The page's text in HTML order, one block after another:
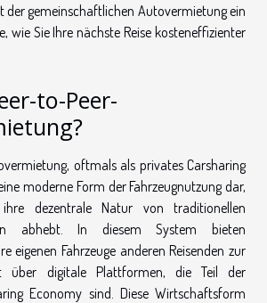
der gemeinschaftlichen Autovermietung ein
wie Sie Ihre nächste Reise kosteneffizienter
to-Peer-
oftmals als privates Carsharing
moderne Form der Fahrzeugnutzung dar,
dezentrale Natur von traditionellen
abhebt. In diesem System bieten
eigenen Fahrzeuge anderen Reisenden zur
über digitale Plattformen, die Teil der
Economy sind. Diese Wirtschaftsform